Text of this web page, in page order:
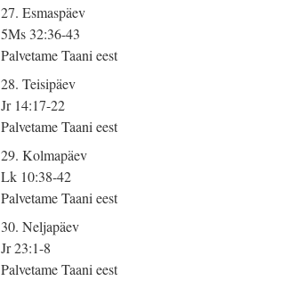
27. Esmaspäev
5Ms 32:36-43
Palvetame Taani eest
28. Teisipäev
Jr 14:17-22
Palvetame Taani eest
29. Kolmapäev
Lk 10:38-42
Palvetame Taani eest
30. Neljapäev
Jr 23:1-8
Palvetame Taani eest